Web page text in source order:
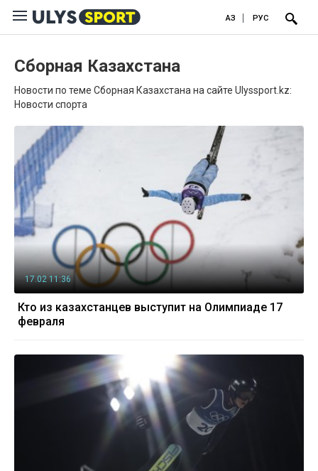
ҚАЗ РУС
Сборная Казахстана
Новости по теме Сборная Казахстана на сайте Ulyssport.kz:
Новости спорта
17.02 11:36
Кто из казахстанцев выступит на Олимпиаде 17
февраля